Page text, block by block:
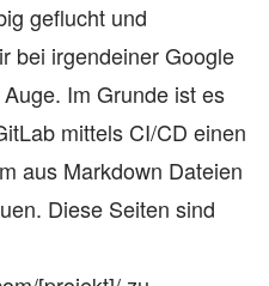
geflucht und
bei irgendeiner Google
Im Grunde ist es
mittels CI/CD einen
aus Markdown Dateien
Diese Seiten sind